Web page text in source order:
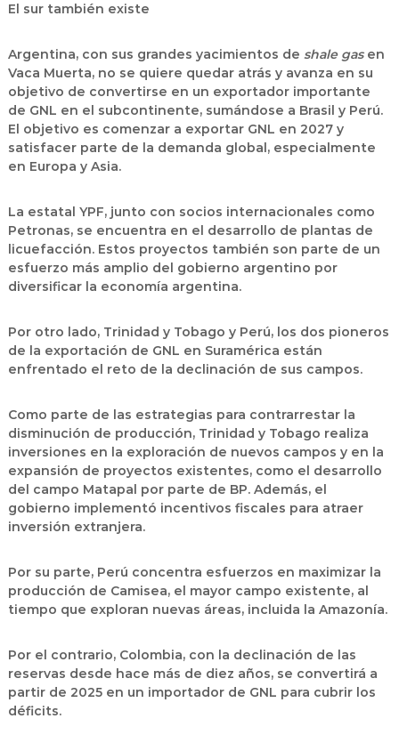
El sur también existe
Argentina, con sus grandes yacimientos de shale gasen
Vaca Muerta, no se quiere quedar atrás y avanza en su
objetivo de convertirse en un exportador importante
de GNL en el subcontinente, sumándose a Brasil y Perú.
El objetivo es comenzar a exportar GNL en 2027 y
satisfacer parte de la demanda global, especialmente
en Europa y Asia.
La estatal YPF, junto con socios internacionales como
Petronas, se encuentra en el desarrollo de plantas de
licuefacción. Estos proyectos también son parte de un
esfuerzo más amplio del gobierno argentino por
diversificar la economía argentina.
Por otro lado, Trinidad y Tobago y Perú, los dos pioneros
de la exportación de GNL en Suramérica están
enfrentado el reto de la declinación de sus campos.
Como parte de las estrategias para contrarrestar la
disminución de producción, Trinidad y Tobago realiza
inversiones en la exploración de nuevos campos y en la
expansión de proyectos existentes, como el desarrollo
del campo Matapal por parte de BP. Además, el
gobierno implementó incentivos fiscales para atraer
inversión extranjera.
Por su parte, Perú concentra esfuerzos en maximizar la
producción de Camisea, el mayor campo existente, al
tiempo que exploran nuevas áreas, incluida la Amazonía.
Por el contrario, Colombia, con la declinación de las
reservas desde hace más de diez años, se convertirá a
partir de 2025 en un importador de GNL para cubrir los
déficits.